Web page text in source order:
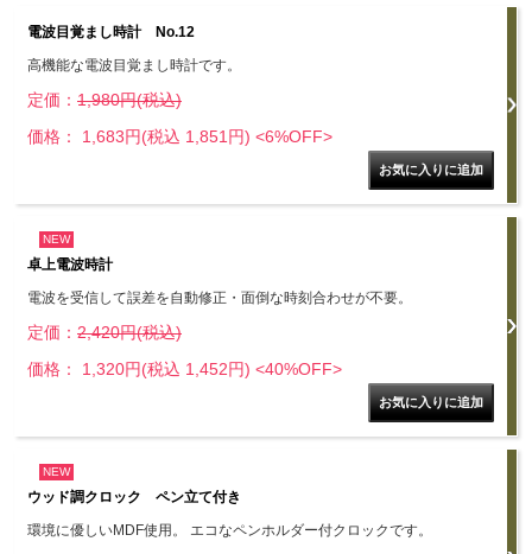
電波目覚まし時計 No.12
高機能な電波目覚まし時計です。
定価： 1,980円(税込)
価格： 1,683円(税込 1,851円) <6%OFF>
NEW
卓上電波時計
電波を受信して誤差を自動修正・面倒な時刻合わせが不要。
定価： 2,420円(税込)
価格： 1,320円(税込 1,452円) <40%OFF>
NEW
ウッド調クロック ペン立て付き
環境に優しいMDF使用。 エコなペンホルダー付クロックです。